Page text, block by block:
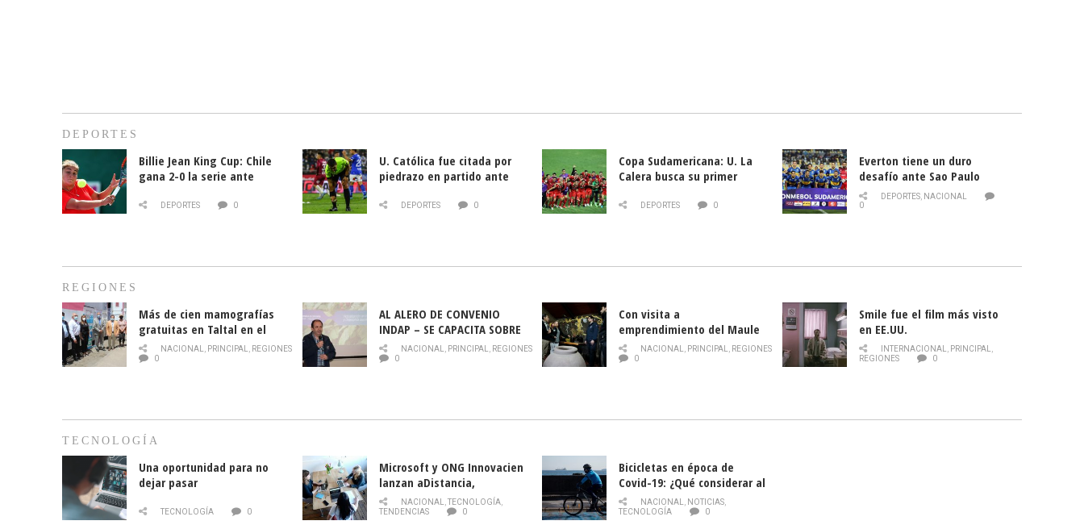
DEPORTES
Billie Jean King Cup: Chile
gana 2-0 la serie ante
DEPORTES 0
U. Católica fue citada por
piedrazo en partido ante
DEPORTES 0
Copa Sudamericana: U. La
Calera busca su primer
DEPORTES 0
Everton tiene un duro
desafío ante Sao Paulo
DEPORTES, NACIONAL
0
REGIONES
Más de cien mamografías
gratuitas en Taltal en el
mes de la prevención del
cáncer de mama
NACIONAL PRINCIPAL
REGIONES
0
AL ALERO DE CONVENIO
INDAP – SE CAPACITA SOBRE
PLAGA DROSOPHILA SUZUKII
NACIONAL PRINCIPAL
REGIONES
0
Con visita a
emprendimiento del Maule
y llamado al rescate de la
historia campesina Director
NACIONAL PRINCIPAL
REGIONES
0
Smile fue el film más visto
en EE.UU.
INTERNACIONAL PRINCIPAL
REGIONES
0
TECNOLOGÍA
Una oportunidad para no
dejar pasar
TECNOLOGÍA 0
Microsoft y ONG Innovacien
lanzan aDistancia,
plataforma con cursos
gratuitos online sobre
NACIONAL TECNOLOGÍA,
TENDENCIAS
0
Bicicletas en época de
Covid-19: ¿Qué considerar al
momento de conducirlas?
NACIONAL NOTICIAS
TECNOLOGÍA
0